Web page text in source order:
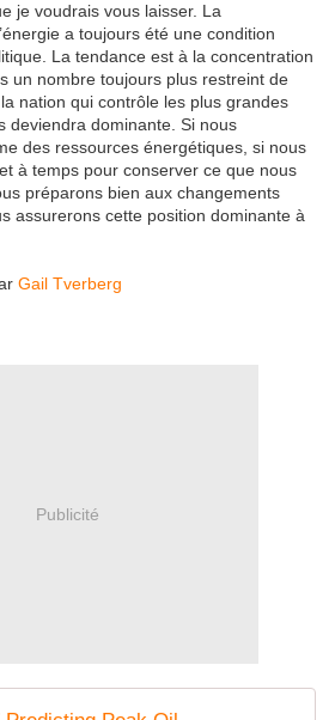
je voudrais vous laisser. La
a toujours été une condition
La tendance est à la concentration
un nombre toujours plus restreint de
nation qui contrôle les plus grandes
deviendra dominante. Si nous
des ressources énergétiques, si nous
à temps pour conserver ce que nous
préparons bien aux changements
assurerons cette position dominante à
Gail Tverberg
Publicité